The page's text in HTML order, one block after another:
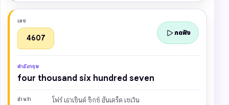
เลข
4607
คำอังกฤษ
four thousand six hundred seven
อ่านว่า โฟร์ เธาเซินด์ ซิกซ์ ฮันเดร็ด เซเวิน
กดฟัง